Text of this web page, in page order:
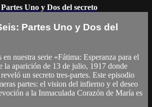
Uno y Dos del secreto
Partes Uno y Dos del
nuestra serie «Fátima: Esperanza para el
la aparición de 13 de julio, 1917 donde
un secreto tres-partes. Este episodio
partes: el vision del infierno y el deseo
a la Inmaculada Corazón de María es